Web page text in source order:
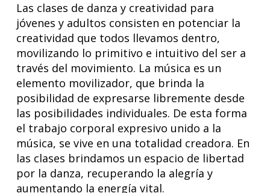
Las clases de danza y creatividad para
jóvenes y adultos consisten en potenciar la
creatividad que todos llevamos dentro,
movilizando lo primitivo e intuitivo del ser a
través del movimiento. La música es un
elemento movilizador, que brinda la
posibilidad de expresarse libremente desde
las posibilidades individuales. De esta forma
el trabajo corporal expresivo unido a la
música, se vive en una totalidad creadora. En
las clases brindamos un espacio de libertad
por la danza, recuperando la alegría y
aumentando la energía vital.